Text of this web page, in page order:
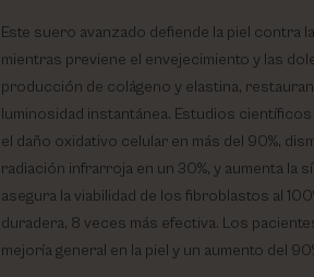
Este suero avanzado defiende la piel contra
mientras previene el envejecimiento y las
producción de colágeno y elastina,
luminosidad instantánea. Estudios
el daño oxidativo celular en más del 90%,
radiación infrarroja en un 30%, y aumenta la
asegura la viabilidad de los fibroblastos al
duradera, 8 veces más efectiva. Los
mejoría general en la piel y un aumento del